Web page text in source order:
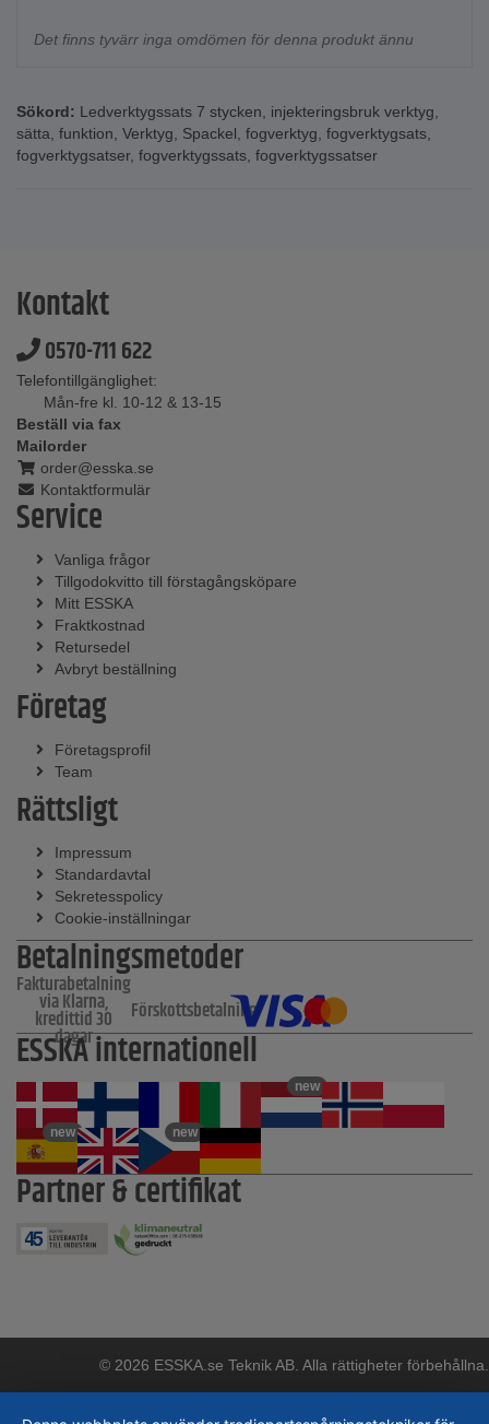
Det finns tyvärr inga omdömen för denna produkt ännu
Sökord: Ledverktygssats 7 stycken, injekteringsbruk verktyg,
sätta, funktion, Verktyg, Spackel, fogverktyg, fogverktygsats,
fogverktygsatser, fogverktygssats, fogverktygssatser
Kontakt
0570-711 622
Telefontillgänglighet:
Mån-fre kl. 10-12 & 13-15
Beställ via fax
Mailorder
order@esska.se
Kontaktformulär
Service
Vanliga frågor
Tillgodokvitto till förstagångsköpare
Mitt ESSKA
Fraktkostnad
Retursedel
Avbryt beställning
Företag
Företagsprofil
Team
Rättsligt
Impressum
Standardavtal
Sekretesspolicy
Cookie-inställningar
Betalningsmetoder
Fakturabetalning
via Klarna,
kredittid 30
dagar
Förskottsbetalning
ESSKA internationell
new
new new
Partner & certifikat
© 2026 ESSKA.se Teknik AB. Alla rättigheter förbehållna.